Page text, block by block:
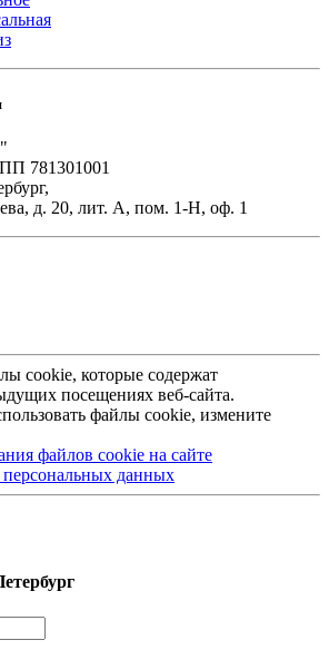
781301001
д. 20, лит. А, пом. 1-Н, оф. 1
cookie, которые содержат
посещениях веб-сайта.
файлы cookie, измените
файлов cookie на сайте
данных